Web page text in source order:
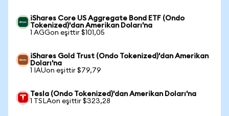
iShares Core US Aggregate Bond ETF (Ondo
Tokenized)'dan Amerikan Doları'na
1 AGGon eşittir $101,05
iShares Gold Trust (Ondo Tokenized)'dan Amerikan
Doları'na
1 IAUon eşittir $79,79
Tesla (Ondo Tokenized)'dan Amerikan Doları'na
1 TSLAon eşittir $323,28